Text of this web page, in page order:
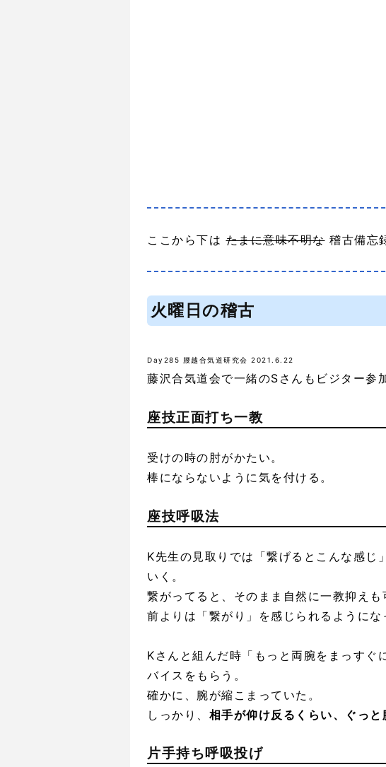
ここから下はたまに意味不明な稽古備忘
火曜日の稽古
Day285 腰越合気道研究会 2021.6.22
藤沢合気道会で一緒のSさんもビジター参
座技正面打ち一教
受けの時の肘がかたい。
棒にならないように気を付ける。
座技呼吸法
K先生の見取りでは「繋げるとこんな感じ
いく。
繋がってると、そのまま自然に一教抑えも
前よりは「繋がり」を感じられるようにな
Kさんと組んだ時「もっと両腕をまっすぐ
バイスをもらう。
確かに、腕が縮こまっていた。
しっかり、 相手が仰け反るくらい、ぐっと
片手持ち呼吸投げ